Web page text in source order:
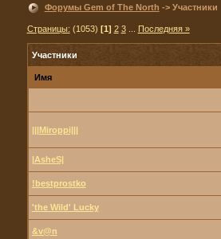
Форумы Gem of The North -> Участники
Страницы: (1053) [1] 2 3... Последняя »
Участники
Имя
|||Miroppi|||
|AsheS|
!bestprostko
'the Wild' Lucky
&v@n